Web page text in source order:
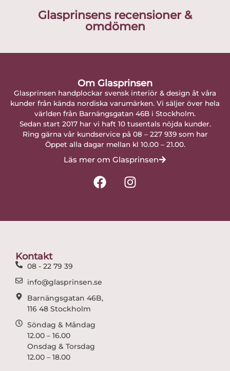
Glasprinsens recensioner &
omdömen
Om Glasprinsen
Glasprinsen handplockar svensk interiör & design åt våra
kunder från kända nordiska varumärken. Vi säljer över hela
världen från Barnängsgatan 46B i Stockholm.
Sedan start 2017 har vi haft 10 tusentals nöjda kunder.
Ring gärna vår kundservice på 08 – 227 939 som har
Öppet alla dagar mellan kl 10.00 – 21.00.
Läs mer om Glasprinsen
F
a
I
n
Kontakt
08 - 22 79 39
info@glasprinsen.se
Barnängsgatan 46B,
116 48 Stockholm
Söndag & Måndag
12.00 – 16.00
Onsdag & Torsdag
12.00 – 18.00